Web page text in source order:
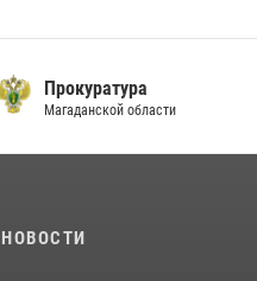
Прокуратура
Магаданской области
НОВОСТИ